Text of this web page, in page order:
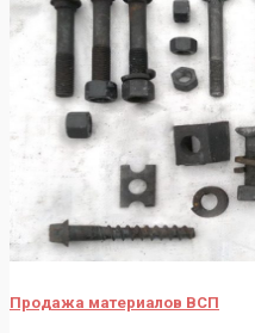
Продажа материалов ВСП